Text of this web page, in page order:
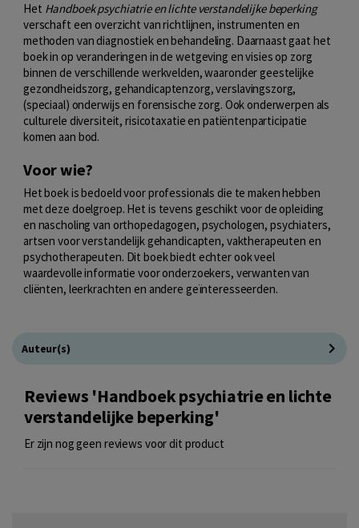
Het Handboek psychiatrie en lichte verstandelijke beperking
verschaft een overzicht van richtlijnen, instrumenten en
methoden van diagnostiek en behandeling. Daarnaast gaat het
boek in op veranderingen in de wetgeving en visies op zorg
binnen de verschillende werkvelden, waaronder geestelijke
gezondheidszorg, gehandicaptenzorg, verslavingszorg,
(speciaal) onderwijs en forensische zorg. Ook onderwerpen als
culturele diversiteit, risicotaxatie en patiëntenparticipatie
komen aan bod.
Voor wie?
Het boek is bedoeld voor professionals die te maken hebben
met deze doelgroep. Het is tevens geschikt voor de opleiding
en nascholing van orthopedagogen, psychologen, psychiaters,
artsen voor verstandelijk gehandicapten, vaktherapeuten en
psychotherapeuten. Dit boek biedt echter ook veel
waardevolle informatie voor onderzoekers, verwanten van
cliënten, leerkrachten en andere geïnteresseerden.
Auteur(s)
Reviews 'Handboek psychiatrie en lichte
verstandelijke beperking'
Er zijn nog geen reviews voor dit product